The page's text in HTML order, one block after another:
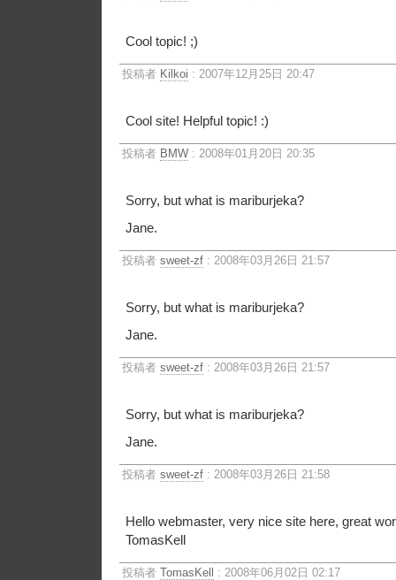
Cool topic! ;)
投稿者 Kilkoi : 2007年12月25日 20:47
Cool site! Helpful topic! :)
投稿者 BMW : 2008年01月20日 20:35
Sorry, but what is mariburjeka?
Jane.
投稿者 sweet-zf : 2008年03月26日 21:57
Sorry, but what is mariburjeka?
Jane.
投稿者 sweet-zf : 2008年03月26日 21:57
Sorry, but what is mariburjeka?
Jane.
投稿者 sweet-zf : 2008年03月26日 21:58
Hello webmaster, very nice site here, great
TomasKell
投稿者 TomasKell : 2008年06月02日 02:17